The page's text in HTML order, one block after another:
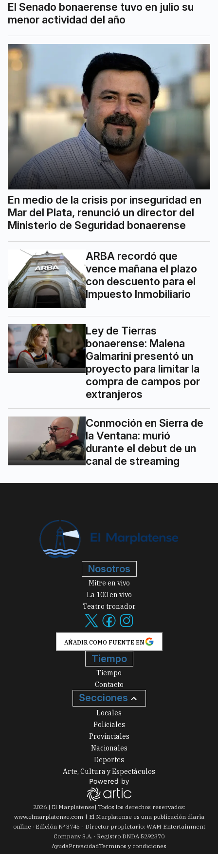
El Senado bonaerense tuvo en julio su
menor actividad del año
En medio de la crisis por inseguridad en
Mar del Plata, renunció un director del
Ministerio de Seguridad bonaerense
ARBA recordó que
vence mañana el plazo
con descuento para el
Impuesto Inmobiliario
Ley de Tierras
bonaerense: Malena
Galmarini presentó un
proyecto para limitar la
compra de campos por
extranjeros
Conmoción en Sierra de
la Ventana: murió
durante el debut de un
canal de streaming
Nosotros
Mitre en vivo
La 100 en vivo
Teatro tronador
AÑADIR COMO FUENTE EN
Tiempo
Tiempo
Contacto
Secciones
Locales
Policiales
Provinciales
Nacionales
Deportes
Arte, Cultura y Espectáculos
2026| El Marplatense| Todos los derechos reservados:
www.elmarplatense.com
El Marplatense es una publicación diaria
online · Edición Nº 3745 - Director propietario: WAM Entertainment
Company S.A. · Registro DNDA 5292370
AyudaPrivacidadTerminos y condiciones